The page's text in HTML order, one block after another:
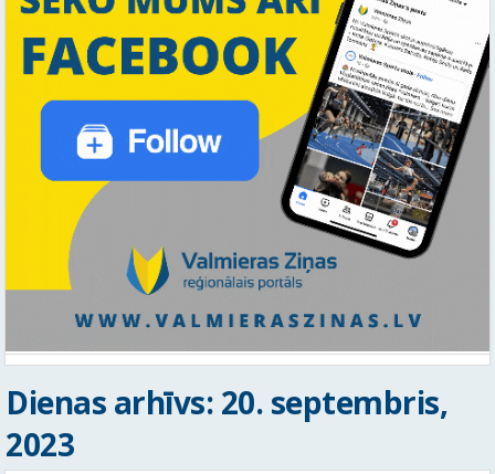
Dienas arhīvs: 20. septembris,
2023